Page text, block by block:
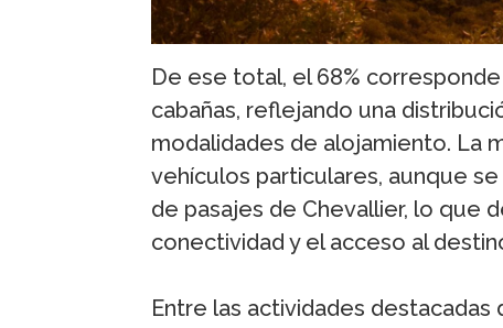
De ese total, el 68%
cabañas, reflejando una
modalidades de alojamiento. La
vehículos particulares, aunque
de pasajes de Chevallier, lo que
conectividad y el acceso al
Entre las actividades